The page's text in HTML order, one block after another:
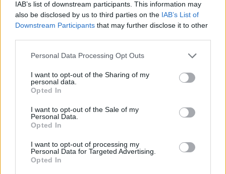
IAB’s list of downstream participants. This information may
also be disclosed by us to third parties on the IAB’s List of
Downstream Participants that may further disclose it to other
Personal Data Processing Opt Outs
I want to opt-out of the Sharing of my
personal data.
Opted In
I want to opt-out of the Sale of my
Personal Data.
Opted In
I want to opt-out of processing my
Personal Data for Targeted Advertising.
Opted In
In evidenza